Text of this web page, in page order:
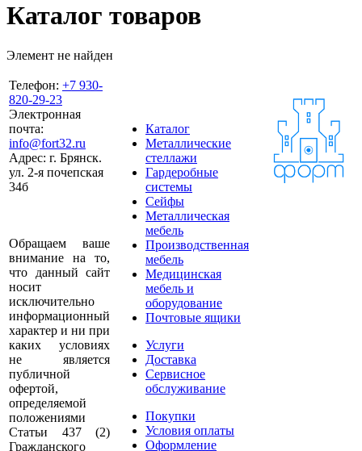
Каталог товаров
Элемент не найден
Телефон: +7 930-
820-29-23
Электронная
почта:
info@fort32.ru
Адрес: г. Брянск.
ул. 2-я почепская
34б
Обращаем ваше
внимание на то,
что данный сайт
носит
исключительно
информационный
характер и ни при
каких условиях
не является
публичной
офертой,
определяемой
положениями
Статьи 437 (2)
Гражданского
Каталог
Металлические
стеллажи
Гардеробные
системы
Сейфы
Металлическая
мебель
Производственная
мебель
Медицинская
мебель и
оборудование
Почтовые ящики
Услуги
Доставка
Сервисное
обслуживание
Покупки
Условия оплаты
Оформление